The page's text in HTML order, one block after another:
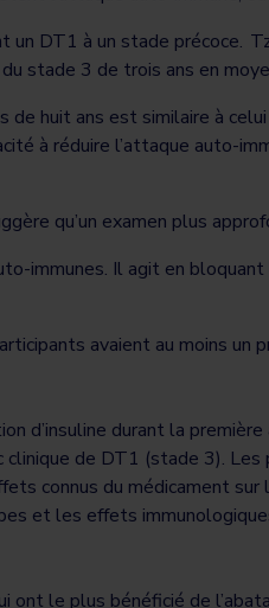
un DT1 à un stade précoce.
stade 3 de trois ans en
huit ans est similaire à
à réduire l’attaque auto-
qu’un examen plus
immunes. Il agit en
avaient au moins
d’insuline durant la première
de DT1 (stade 3).
connus du médicament
et les effets
le plus bénéficié de